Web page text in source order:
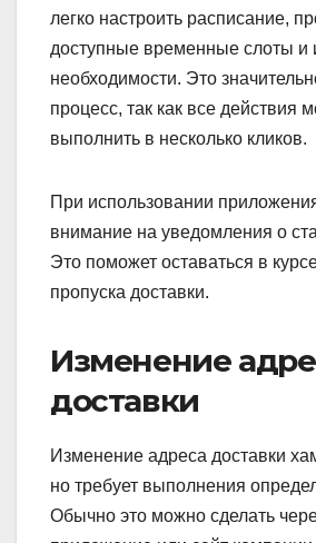
легко настроить расписание,
доступные временные слоты и
необходимости. Это
процесс, так как все действия
выполнить в несколько кликов.
При использовании
внимание на уведомления о
Это поможет оставаться в
пропуска доставки.
Изменение
доставки
Изменение адреса доставки
но требует выполнения
Обычно это можно сделать